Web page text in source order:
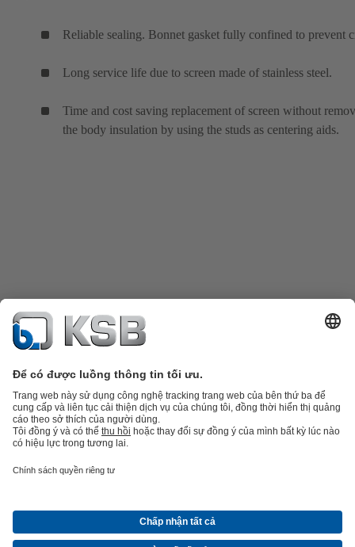
Reliable sealing. Bonnet gasket fully confined to prevent
Long service life due to screen made of stainless steel.
Time and cost saving replacement of screen without
the body insulation by using the studs as centering aids.
Danh mục sản phẩmPhụ tùng thay thế
Công nghệ xây dựngCông nghệ năng lượng
Công tyTin tức và sự kiệnBáo chíNghề nghiệpMạng xã hội